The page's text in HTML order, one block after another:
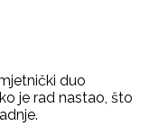
duo
je rad nastao, što